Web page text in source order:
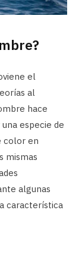
el
al
hace
especie de
color en
mismas
algunas
característica